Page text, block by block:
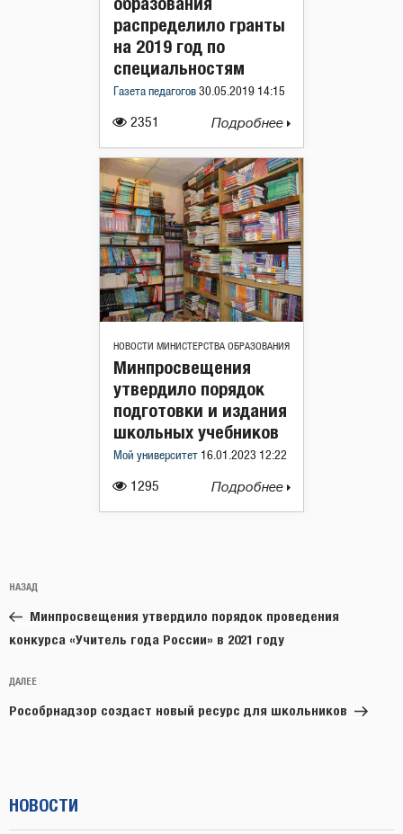
2351
распределило гранты
на 2019 год по
специальностям
Газета педагогов 30.05.2019 14:15
Подробнее
НОВОСТИ МИНИСТЕРСТВА ОБРАЗОВАНИЯ
1295
Минпросвещения
утвердило порядок
подготовки и издания
школьных учебников
Мой университет 16.01.2023 12:22
Подробнее
по
записям
Предыдущая
запись:
НАЗАД
Минпросвещения утвердило порядок проведения
конкурса «Учитель года России» в 2021 году
Следующая
запись
ДАЛЕЕ
Рособрнадзор создаст новый ресурс для школьников
НОВОСТИ